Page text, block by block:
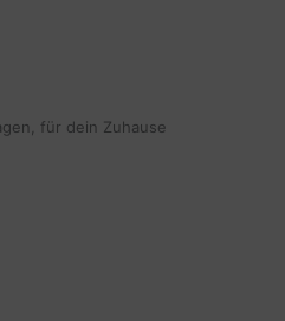
für dein Zuhause